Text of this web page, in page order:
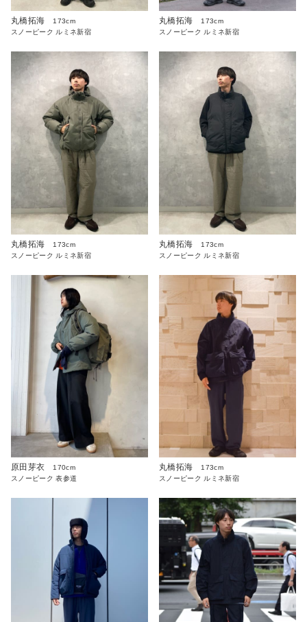
丸橋拓海
173cm
スノーピーク ルミネ新宿
丸橋拓海
173cm
スノーピーク ルミネ新宿
丸橋拓海
173cm
スノーピーク ルミネ新宿
丸橋拓海
173cm
スノーピーク ルミネ新宿
原田芽衣
170cm
スノーピーク 表参道
丸橋拓海
173cm
スノーピーク ルミネ新宿